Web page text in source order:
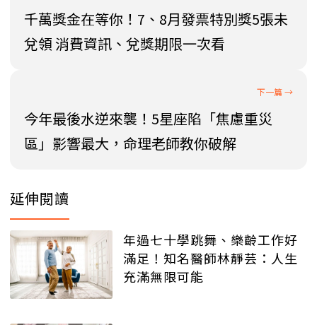
千萬獎金在等你！7、8月發票特別獎5張未
兌領 消費資訊、兌獎期限一次看
今年最後水逆來襲！5星座陷「焦慮重災
區」影響最大，命理老師教你破解
延伸閱讀
年過七十學跳舞、樂齡工作好
滿足！知名醫師林靜芸：人生
充滿無限可能